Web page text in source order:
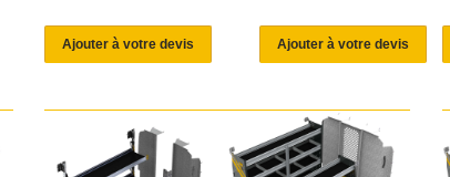
Ajouter à votre devis Ajouter à votre devis